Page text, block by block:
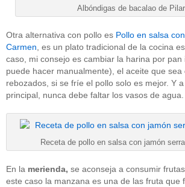
Albóndigas de bacalao de
Otra alternativa con pollo es Pollo en salsa
Carmen , es un plato tradicional de la cocina
caso, mi consejo es cambiar la harina por pan
puede hacer manualmente), el aceite que sea
rebozados, si se fríe el pollo solo es mejor. Y
principal, nunca debe faltar los vasos de agua.
Receta de pollo en salsa con jamón
En la merienda, se aconseja a consumir
este caso la manzana es una de las fruta que